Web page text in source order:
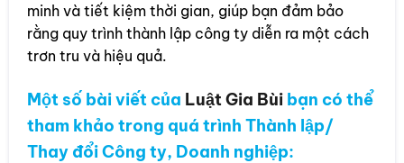
minh và tiết kiệm thời gian, giúp bạn đảm bảo
rằng quy trình thành lập công ty diễn ra một cách
trơn tru và hiệu quả.
Một số bài viết của Luật Gia Bùibạn có thể
tham khảo trong quá trình Thành lập/
Thay đổi Công ty, Doanh nghiệp: